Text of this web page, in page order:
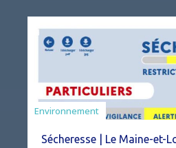
Environnement
Sécheresse | Le Maine-et-